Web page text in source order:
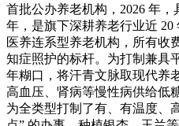
首批公办养老机构，2026 年，
年，是旗下深耕养老行业近
医养连系型养老机构，所有收
知症照护的标杆。为打制兼具
年糊口，将汗青文脉取现代养
高血压、肾病等慢性病供给低
为全类型打制了有、有温度、